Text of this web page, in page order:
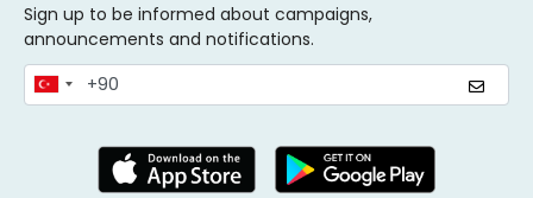
Sign up to be informed about campaigns,
announcements and notifications.